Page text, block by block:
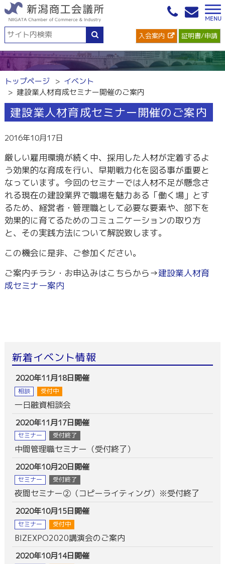
入会案内 証明書/申請
トップページ
イベント
建設業人材育成セミナー開催のご案内
建設業人材育成セミナー開催のご案内
2016年10月17日
厳しい雇用環境が続く中、採用した人材が定着するよ
う効果的な育成を行い、早期戦力化を図る事が重要と
なっています。今回のセミナーでは人材不足が懸念さ
れる現在の建設業界で職場を魅力ある「働く場」とす
るため、経営者・管理職として必要な要素や、部下を
効果的に育てるためのコミュニケーションの取り方
と、その実践方法について解説致します。
この機会に是非、ご参加ください。
ご案内チラシ・お申込みはこちらから→建設業人材育
成セミナー案内
新着イベント情報
2020年11月18日開催
相談 受付中
一日融資相談会
2020年11月17日開催
セミナー 受付終了
中間管理職セミナー（受付終了）
2020年10月20日開催
セミナー 受付終了
夜間セミナー②（コピーライティング）※受付終了
2020年10月15日開催
セミナー 受付中
BIZEXPO2020講演会のご案内
2020年10月14日開催